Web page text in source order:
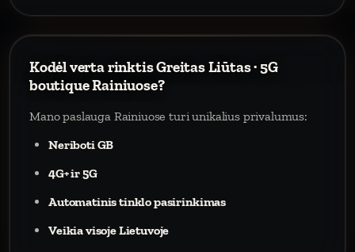
Kodėl verta rinktis Greitas Liūtas · 5G
boutique Rainiuose?
Mano paslauga Rainiuose turi unikalius privalumus:
Neriboti GB
4G+ ir 5G
Automatinis tinklo pasirinkimas
Veikia visoje Lietuvoje